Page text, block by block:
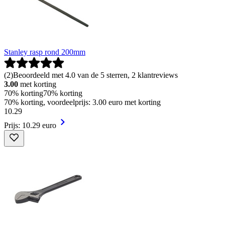
Stanley rasp rond 200mm
(2)Beoordeeld met 4.0 van de 5 sterren, 2 klantreviews
3.00 met korting
70% korting70% korting
70% korting, voordeelprijs: 3.00 euro met korting
10.29
Prijs: 10.29 euro